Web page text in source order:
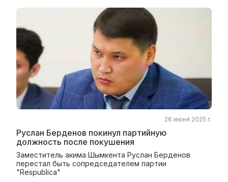
26 июня 2025 г.
Руслан Берденов покинул партийную
должность после покушения
Заместитель акима Шымкента Руслан Берденов
перестал быть сопредседателем партии
"Respublica"